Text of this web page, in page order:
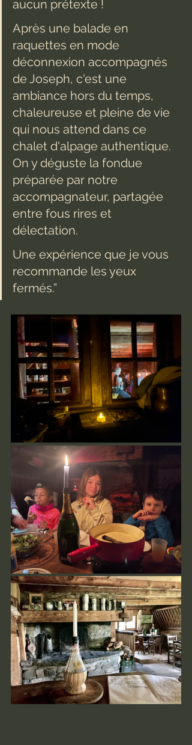
aucun prétexte !
Après une balade en
raquettes en mode
déconnexion accompagnés
de Joseph, c'est une
ambiance hors du temps,
chaleureuse et pleine de vie
qui nous attend dans ce
chalet d'alpage authentique.
On y déguste la fondue
préparée par notre
accompagnateur, partagée
entre fous rires et
délectation.
Une expérience que je vous
recommande les yeux
fermés.”